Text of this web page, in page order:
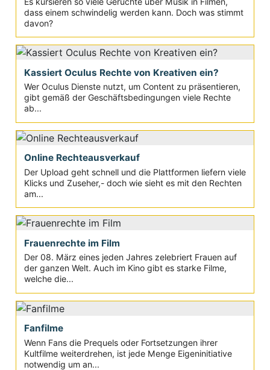
dass einem schwindelig werden kann. Doch was stimmt
davon?
Kassiert Oculus Rechte von Kreativen ein?
Wer Oculus Dienste nutzt, um Content zu präsentieren,
gibt gemäß der Geschäftsbedingungen viele Rechte
ab...
Online Rechteausverkauf
Der Upload geht schnell und die Plattformen liefern viele
Klicks und Zuseher,- doch wie sieht es mit den Rechten
am...
Frauenrechte im Film
Der 08. März eines jeden Jahres zelebriert Frauen auf
der ganzen Welt. Auch im Kino gibt es starke Filme,
welche die...
Fanfilme
Wenn Fans die Prequels oder Fortsetzungen ihrer
Kultfilme weiterdrehen, ist jede Menge Eigeninitiative
notwendig um an...